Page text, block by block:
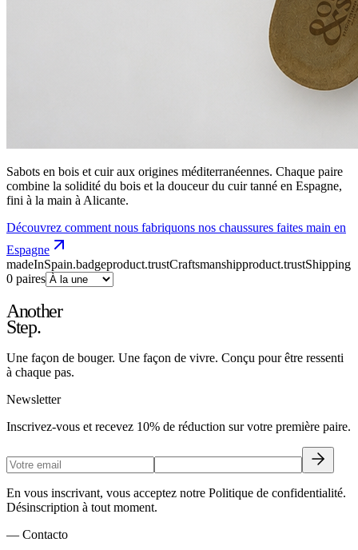
Sabots en bois et cuir aux origines méditerranéennes. Chaque paire
combine la solidité du bois et la douceur du cuir tanné en Espagne,
fini à la main à Alicante.
Découvrez comment nous fabriquons nos chaussures faites main en
Espagne
madeInSpain.badgeproduct.trustCraftsmanshipproduct.trustShipping
0 paires
Another
Step.
Une façon de bouger. Une façon de vivre. Conçu pour être ressenti
à chaque pas.
Newsletter
Inscrivez-vous et recevez 10% de réduction sur votre première paire.
En vous inscrivant, vous acceptez notre Politique de confidentialité.
Désinscription à tout moment.
— Contacto